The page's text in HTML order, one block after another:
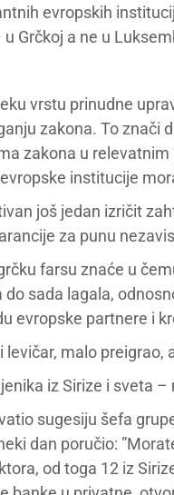
evropskih
Grčkoj a ne u
vrstu prinudne
zakona. To
zakona u
institucije
još jedan izričit
za punu
farsu znaće u
sada lagala,
evropske partnere i
levičar, malo preigrao,
iz Sirize i sveta –
sugesiju šefa
dan poručio:
od toga 12 iz